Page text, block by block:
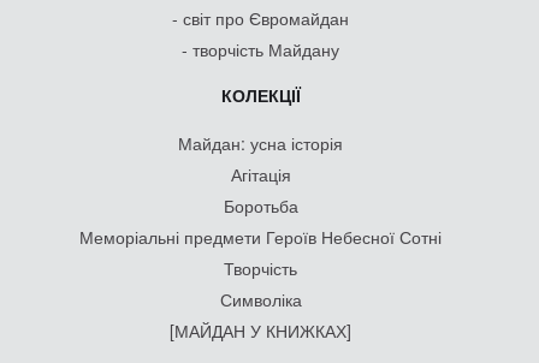
- світ про Євромайдан
- творчість Майдану
КОЛЕКЦІЇ
Майдан: усна історія
Агітація
Боротьба
Меморіальні предмети Героїв Небесної Сотні
Творчість
Символіка
[МАЙДАН У КНИЖКАХ]